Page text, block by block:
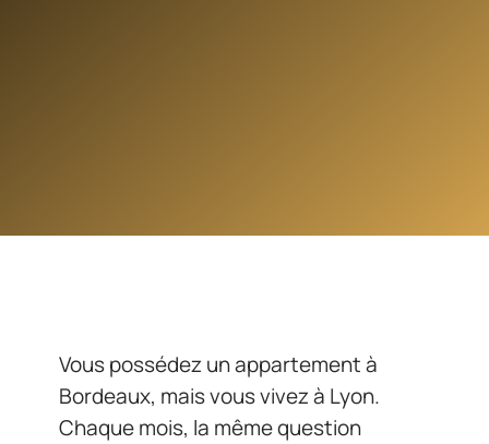
Vous possédez un appartement à
Bordeaux, mais vous vivez à Lyon.
Chaque mois, la même question